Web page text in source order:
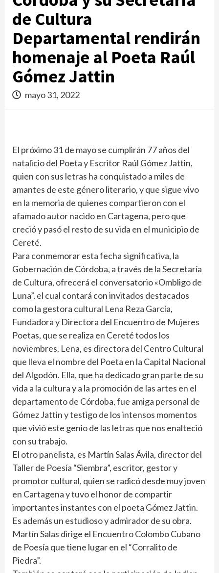
de Cultura
Departamental rendirán
homenaje al Poeta Raúl
Gómez Jattin
mayo 31, 2022
El próximo 31 de mayo se cumplirán 77 años del
natalicio del Poeta y Escritor Raúl Gómez Jattin,
quien con sus letras ha conquistado a miles de
amantes de este género literario, y que sigue vivo
en la memoria de quienes compartieron con el
afamado autor nacido en Cartagena, pero que
creció y pasó el resto de su vida en el municipio de
Cereté.
Para conmemorar esta fecha significativa, la
Gobernación de Córdoba, a través de la Secretaría
de Cultura, ofrecerá el conversatorio «Ombligo de
Luna”, el cual contará con invitados destacados
como la gestora cultural Lena Reza García,
Fundadora y Directora del Encuentro de Mujeres
Poetas, que se realiza en Cereté todos los
noviembres. Lena, es directora del Centro Cultural
que lleva el nombre del Poeta en la Capital Nacional
del Algodón. Ella, que ha dedicado gran parte de su
vida a la cultura y a la promoción de las artes en el
departamento de Córdoba, fue amiga personal de
Gómez Jattin y testigo de los intensos momentos
que vivió este genio de las letras que nos enalteció
con su trabajo.
El otro panelista, es Martín Salas Ávila, director del
Taller de Poesía “Siembra”, escritor, gestor y
promotor cultural, quien se radicó desde muy joven
en Cartagena y tuvo el honor de compartir
importantes instantes con el poeta Gómez Jattin.
Es además un estudioso y admirador de su obra.
Martín Salas dirige el Encuentro Colombo Cubano
de Poesía que tiene lugar en el “Corralito de
Piedra”.